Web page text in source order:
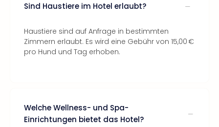
Sind Haustiere im Hotel erlaubt?
Haustiere sind auf Anfrage in bestimmten
Zimmern erlaubt. Es wird eine Gebühr von 15,00 €
pro Hund und Tag erhoben.
Welche Wellness- und Spa-
Einrichtungen bietet das Hotel?